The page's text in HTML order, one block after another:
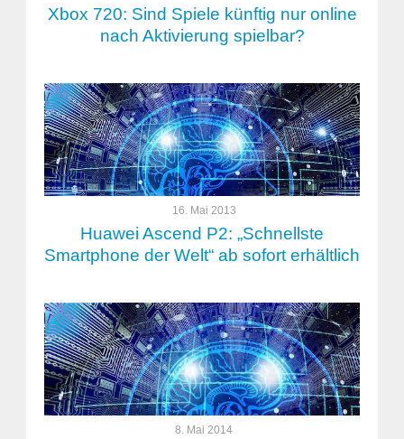
Xbox 720: Sind Spiele künftig nur online
nach Aktivierung spielbar?
16. Mai 2013
Huawei Ascend P2: „Schnellste
Smartphone der Welt“ ab sofort erhältlich
8. Mai 2014